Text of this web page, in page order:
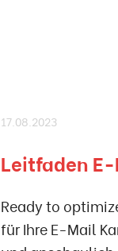
17.08.2023
Leitfaden
Ready to
für Ihre E-Mail